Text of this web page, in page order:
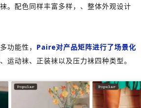
。配色同样丰富多样，、整体外观设计
功能性， Paire对产品矩阵进行了场景化
运动袜、正装袜以及压力袜四种类型。